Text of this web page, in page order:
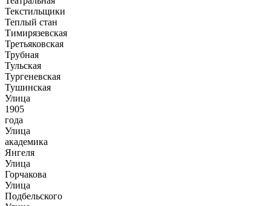
Текстильщики
Теплый стан
Тимирязевская
Третьяковская
Трубная
Тульская
Тургеневская
Тушинская
Улица
1905
года
Улица
академика
Янгеля
Улица
Горчакова
Улица
Подбельского